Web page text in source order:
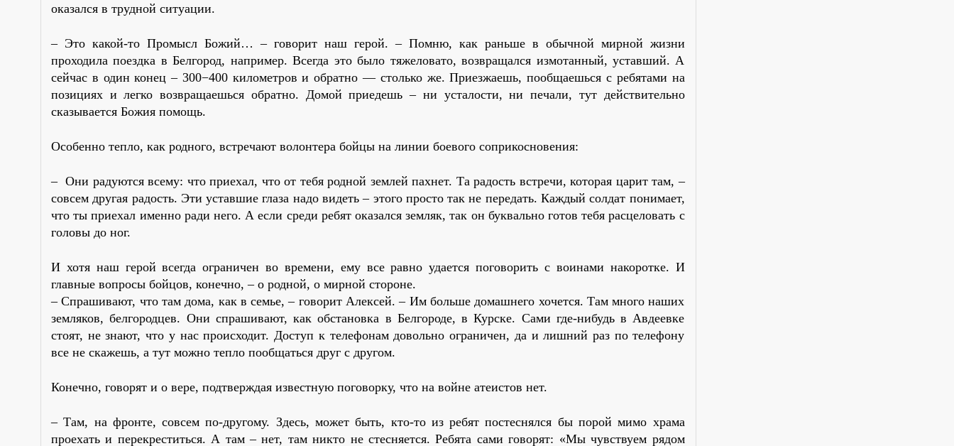
оказался в трудной ситуации.
– Это какой-то Промысл Божий… – говорит наш герой. – Помню, как раньше в обычной мирной жизни
проходила поездка в Белгород, например. Всегда это было тяжеловато, возвращался измотанный, уставший. А
сейчас в один конец – 300−400 километров и обратно — столько же. Приезжаешь, пообщаешься с ребятами на
позициях и легко возвращаешься обратно. Домой приедешь – ни усталости, ни печали, тут действительно
сказывается Божия помощь.
Особенно тепло, как родного, встречают волонтера бойцы на линии боевого соприкосновения:
– Они радуются всему: что приехал, что от тебя родной землей пахнет. Та радость встречи, которая царит там, –
совсем другая радость. Эти уставшие глаза надо видеть – этого просто так не передать. Каждый солдат понимает,
что ты приехал именно ради него. А если среди ребят оказался земляк, так он буквально готов тебя расцеловать с
головы до ног.
И хотя наш герой всегда ограничен во времени, ему все равно удается поговорить с воинами накоротке. И
главные вопросы бойцов, конечно, – о родной, о мирной стороне.
– Спрашивают, что там дома, как в семье, – говорит Алексей. – Им больше домашнего хочется. Там много наших
земляков, белгородцев. Они спрашивают, как обстановка в Белгороде, в Курске. Сами где-нибудь в Авдеевке
стоят, не знают, что у нас происходит. Доступ к телефонам довольно ограничен, да и лишний раз по телефону
все не скажешь, а тут можно тепло пообщаться друг с другом.
Конечно, говорят и о вере, подтверждая известную поговорку, что на войне атеистов нет.
– Там, на фронте, совсем по-другому. Здесь, может быть, кто-то из ребят постеснялся бы порой мимо храма
проехать и перекреститься. А там – нет, там никто не стесняется. Ребята сами говорят: «Мы чувствуем рядом